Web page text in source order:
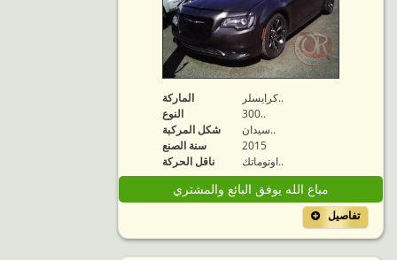
الماركة
كرايسلر..
النوع
300..
شكل المركبة
سيدان..
سنة الصنع
2015
ناقل الحركة
اوتوماتك..
مباع الله يوفق البائع والمشتري
تفاصيل